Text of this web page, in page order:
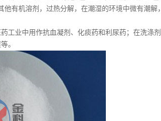
有机溶剂，过热分解，在潮湿的环境中微有潮解
工业中用作抗血凝剂、化痰药和利尿药；在洗涤
。